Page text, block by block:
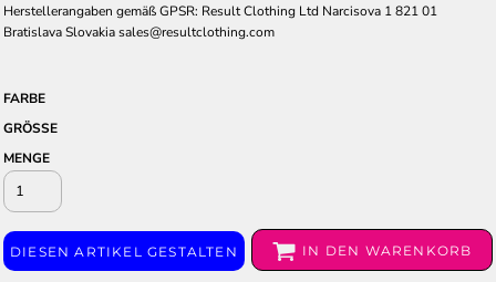
Herstellerangaben gemäß GPSR: Result Clothing Ltd Narcisova 1 821 01
Bratislava Slovakia sales@resultclothing.com
FARBE
GRÖSSE
MENGE
DIESEN ARTIKEL GESTALTEN IN DEN WARENKORB